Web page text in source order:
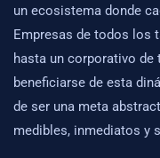
un ecosistema donde
Empresas de todos los
hasta un corporativo
beneficiarse de esta
de ser una meta
medibles, inmediatos y